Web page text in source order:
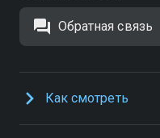
Обратная связь
Как смотреть